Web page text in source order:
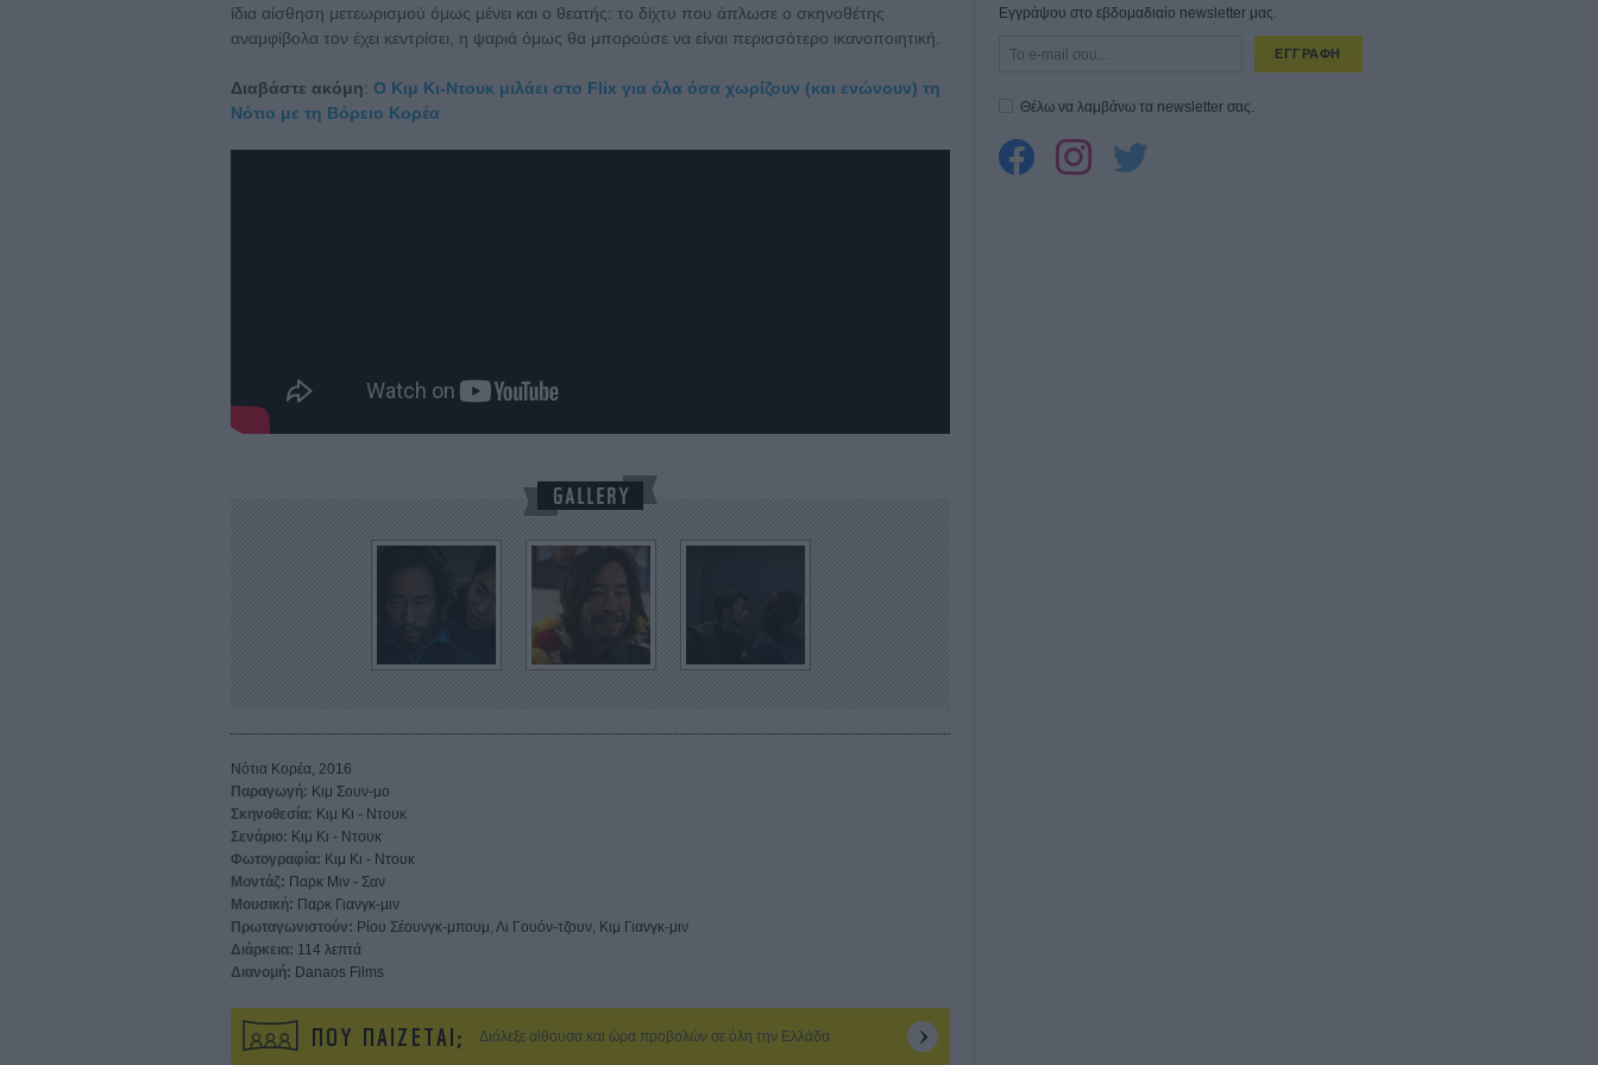
ίδια αίσθηση μετεωρισμού όμως μένει και ο θεατής: το δίχτυ που άπλωσε ο σκηνοθέτης
αναμφίβολα τον έχει κεντρίσει, η ψαριά όμως θα μπορούσε να είναι περισσότερο ικανοποιητική.
Διαβάστε ακόμη: Ο Κιμ Κι-Ντουκ μιλάει στο Flix για όλα όσα χωρίζουν (και ενώνουν) τη
Νότιο με τη Βόρειο Κορέα
Νότια Κορέα, 2016
Παραγωγή: Κιμ Σουν-μο
Σκηνοθεσία: Κιμ Κι - Ντουκ
Σενάριο: Κιμ Κι - Ντουκ
Φωτογραφία: Κιμ Κι - Ντουκ
Μοντάζ: Παρκ Μιν - Σαν
Μουσική: Παρκ Γιανγκ-μιν
Πρωταγωνιστούν: Ρίου Σέουνγκ-μπουμ, Λι Γουόν-τζουν, Κιμ Γιανγκ-μιν
Διάρκεια: 114 λεπτά
Διανομή: Danaos Films
ΠΟΥ ΠΑΙΖΕΤΑΙ; Διάλεξε αίθουσα και ώρα προβολών σε όλη την Ελλάδα
Εγγράψου στο εβδομαδιαίο newsletter μας.
ΕΓΓΡΑΦΗ
Θέλω να λαμβάνω τα newsletter σας.